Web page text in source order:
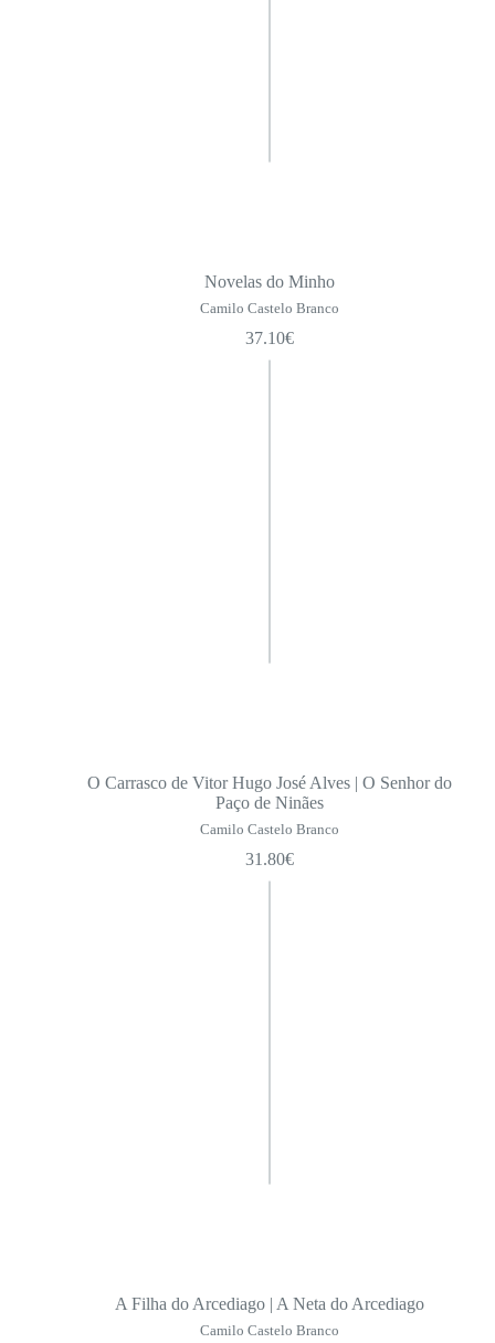
Novelas do Minho
Camilo Castelo Branco
37.10€
O Carrasco de Vitor Hugo José Alves | O Senhor do
Paço de Ninães
Camilo Castelo Branco
31.80€
A Filha do Arcediago | A Neta do Arcediago
Camilo Castelo Branco